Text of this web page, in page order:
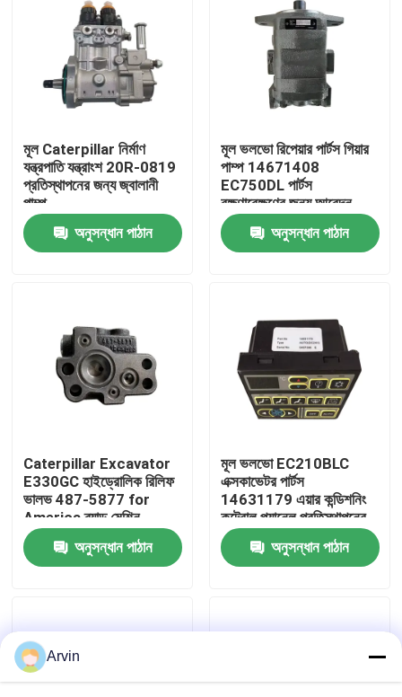
বাড়ি
কারখানা ভ্রমণ
মান নিয়ন্ত্রণ
আমাদের সাথে যোগাযোগ করুন
খবর
লিউগং খুচরা যন্ত্রাংশ
কামিন্স খুচরা যন্ত্রাংশ
মূল Caterpillar নির্মাণ
যন্ত্রপাতি যন্ত্রাংশ 20R-0819
প্রতিস্থাপনের জন্য জ্বালানী
পাম্প
অনুসন্ধান পাঠান
মূল ভলভো রিপেয়ার পার্টস গিয়ার
পাম্প 14671408
EC750DL পার্টস
রক্ষণাবেক্ষণের জন্য আবেদন
অনুসন্ধান পাঠান
Caterpillar Excavator
E330GC হাইড্রোলিক রিলিফ
ভালভ 487-5877 for
America ব্র্যান্ড মেশিন
ম্যানেজমেন্ট
অনুসন্ধান পাঠান
মূল ভলভো EC210BLC
এক্সকাভেটর পার্টস
14631179 এয়ার কন্ডিশনিং
কন্ট্রোল প্যানেল প্রতিস্থাপনের
জন্য
অনুসন্ধান পাঠান
Arvin